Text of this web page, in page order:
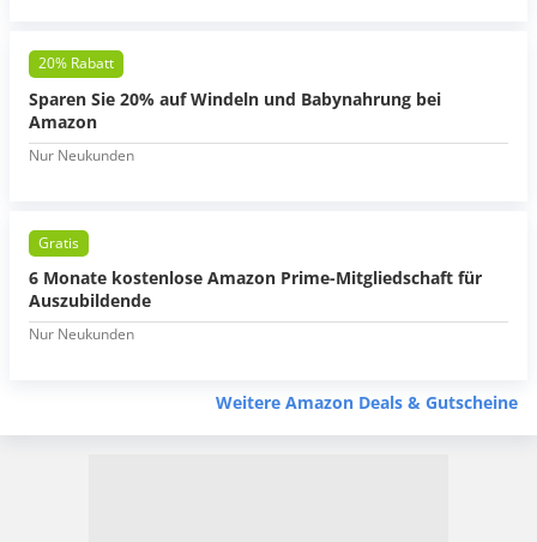
20% Rabatt
Sparen Sie 20% auf Windeln und Babynahrung bei
Amazon
Nur Neukunden
Gratis
6 Monate kostenlose Amazon Prime-Mitgliedschaft für
Auszubildende
Nur Neukunden
Weitere Amazon Deals & Gutscheine